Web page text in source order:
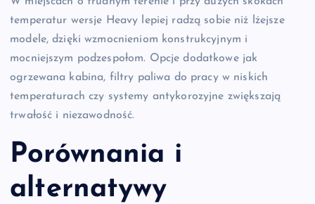
temperatur wersje Heavy lepiej radzą sobie niż lżejsze
modele, dzięki wzmocnieniom konstrukcyjnym i
mocniejszym podzespołom. Opcje dodatkowe jak
ogrzewana kabina, filtry paliwa do pracy w niskich
temperaturach czy systemy antykorozyjne zwiększają
trwałość i niezawodność.
Porównania i
alternatywy